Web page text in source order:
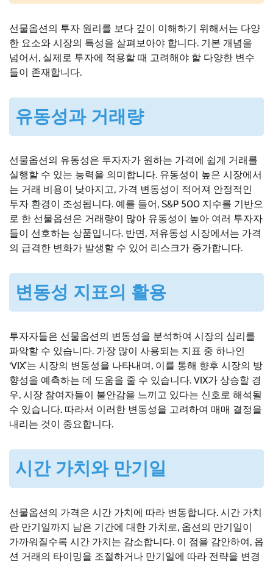
선물옵션의 투자 원리를 보다 깊이 이해하기 위해서는 다양
한 요소와 시장의 특성을 살펴보아야 합니다. 기본 개념을
넘어서, 실제로 투자에 적용할 때 고려해야 할 다양한 변수
들이 존재합니다.
유동성과 거래량
선물옵션의 유동성은 투자자가 원하는 가격에 쉽게 거래를
실행할 수 있는 능력을 의미합니다. 유동성이 높은 시장에서
는 거래 비용이 낮아지고, 가격 변동성이 적어져 안정적인
투자 환경이 조성됩니다. 예를 들어, S&P 500 지수를 기반으
로 한 선물옵션은 거래량이 많아 유동성이 높아 여러 투자자
들이 선호하는 상품입니다. 반면, 저유동성 시장에서는 가격
의 급격한 변화가 발생할 수 있어 리스크가 증가합니다.
변동성 지표의 활용
투자자들은 선물옵션의 변동성을 분석하여 시장의 심리를
파악할 수 있습니다. 가장 많이 사용되는 지표 중 하나인
‘VIX’는 시장의 변동성을 나타내며, 이를 통해 향후 시장의 방
향성을 예측하는 데 도움을 줄 수 있습니다. VIX가 상승할 경
우, 시장 참여자들이 불안감을 느끼고 있다는 신호로 해석될
수 있습니다. 따라서 이러한 변동성을 고려하여 매매 결정을
내리는 것이 중요합니다.
시간 가치와 만기일
선물옵션의 가격은 시간 가치에 따라 변동합니다. 시간 가치
란 만기일까지 남은 기간에 대한 가치로, 옵션의 만기일이
가까워질수록 시간 가치는 감소합니다. 이 점을 감안하여, 옵
션 거래의 타이밍을 조절하거나 만기일에 따라 전략을 변경